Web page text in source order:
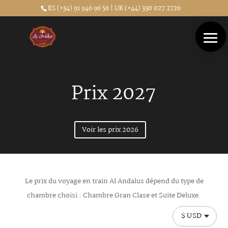
ES (+34) 91 946 96 56 | UK (+44) 330 027 2726
Prix 2027
Voir les prix 2026
Le prix du voyage en train Al Andalus dépend du type de
chambre choisi : Chambre Gran Clase et Suite Deluxe.
$ USD